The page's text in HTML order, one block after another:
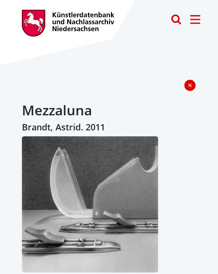
Mezzaluna
Brandt, Astrid. 2011